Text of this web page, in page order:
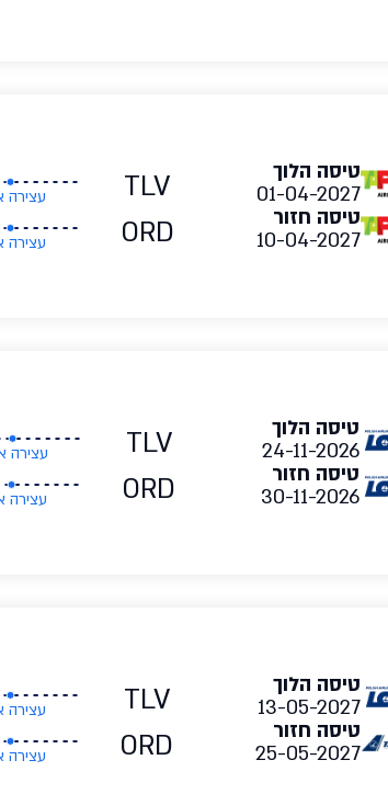
טיסה הלוך
01-04-2027
TLV
טיסה חזור
10-04-2027
ORD
טיסה הלוך
24-11-2026
TLV עצירה
טיסה חזור
30-11-2026
ORD עצירה
טיסה הלוך
13-05-2027
TLV
טיסה חזור
25-05-2027
ORD